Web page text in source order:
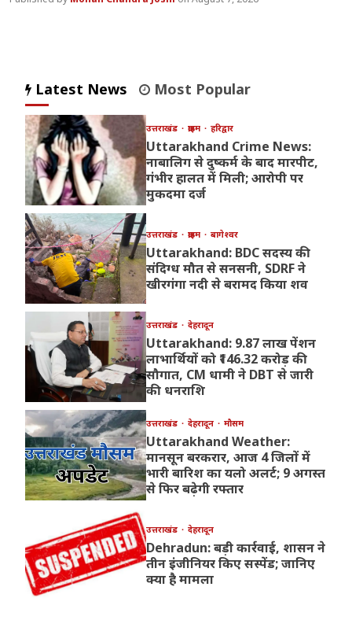
Latest News Most Popular
उत्तराखंड क्राइम हरिद्वार
Uttarakhand Crime News:
नाबालिग से दुष्कर्म के बाद मारपीट,
गंभीर हालत में मिली; आरोपी पर
मुकदमा दर्ज
उत्तराखंड क्राइम बागेश्वर
Uttarakhand: BDC सदस्य की
संदिग्ध मौत से सनसनी, SDRF ने
खीरगंगा नदी से बरामद किया शव
उत्तराखंड देहरादून
Uttarakhand: 9.87 लाख पेंशन
लाभार्थियों को ₹146.32 करोड़ की
सौगात, CM धामी ने DBT से जारी
की धनराशि
उत्तराखंड देहरादून मौसम
Uttarakhand Weather:
मानसून बरकरार, आज 4 जिलों में
भारी बारिश का यलो अलर्ट; 9 अगस्त
से फिर बढ़ेगी रफ्तार
उत्तराखंड देहरादून
Dehradun: बड़ी कार्रवाई, शासन ने
तीन इंजीनियर किए सस्पेंड; जानिए
क्या है मामला